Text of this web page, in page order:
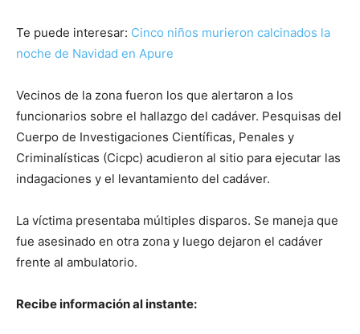
Te puede interesar: Cinco niños murieron calcinados la
noche de Navidad en Apure
Vecinos de la zona fueron los que alertaron a los
funcionarios sobre el hallazgo del cadáver. Pesquisas del
Cuerpo de Investigaciones Científicas, Penales y
Criminalísticas (Cicpc) acudieron al sitio para ejecutar las
indagaciones y el levantamiento del cadáver.
La víctima presentaba múltiples disparos. Se maneja que
fue asesinado en otra zona y luego dejaron el cadáver
frente al ambulatorio.
Recibe información al instante: